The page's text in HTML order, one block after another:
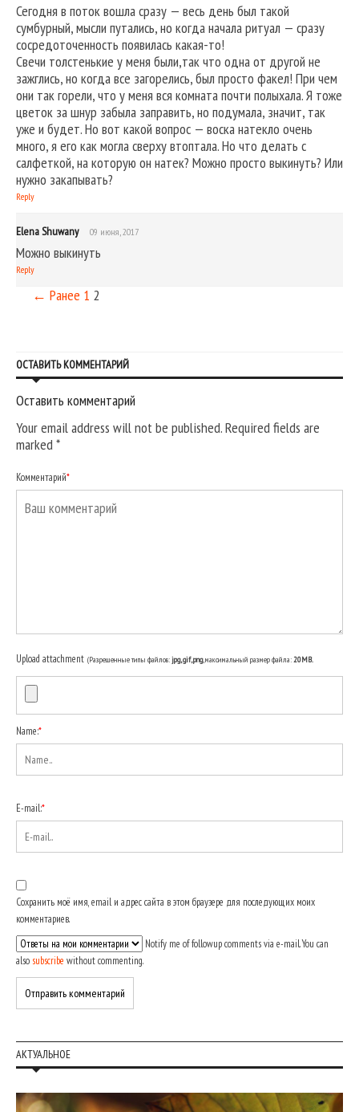
Сегодня в поток вошла сразу — весь день был такой
сумбурный, мысли путались, но когда начала ритуал — сразу
сосредоточенность появилась какая-то!
Свечи толстенькие у меня были,так что одна от другой не
зажглись, но когда все загорелись, был просто факел! При чем
они так горели, что у меня вся комната почти полыхала. Я тоже
цветок за шнур забыла заправить, но подумала, значит, так
уже и будет. Но вот какой вопрос — воска натекло очень
много, я его как могла сверху втоптала. Но что делать с
салфеткой, на которую он натек? Можно просто выкинуть? Или
нужно закапывать?
Reply
Elena Shuwany 09 июня, 2017
Можно выкинуть
Reply
← Ранее 1 2
ОСТАВИТЬ КОММЕНТАРИЙ
Оставить комментарий
Your email address will not be published. Required fields are
marked*
Комментарий*
Upload attachment (Разрешенные типы файлов:jpg, gif, png, максимальный размер файла:20MB.
Name:*
E-mail:*
Сохранить моё имя, email и адрес сайта в этом браузере для последующих моих
комментариев.
Notify me of followup comments via e-mail. You can
also subscribe without commenting.
АКТУАЛЬНОЕ